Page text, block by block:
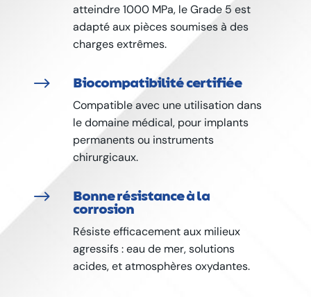
atteindre 1000 MPa, le Grade 5 est
adapté aux pièces soumises à des
charges extrêmes.
$ Biocompatibilité certifiée
Compatible avec une utilisation dans
le domaine médical, pour implants
permanents ou instruments
chirurgicaux.
$ Bonne résistance à la
corrosion
Résiste efficacement aux milieux
agressifs : eau de mer, solutions
acides, et atmosphères oxydantes.